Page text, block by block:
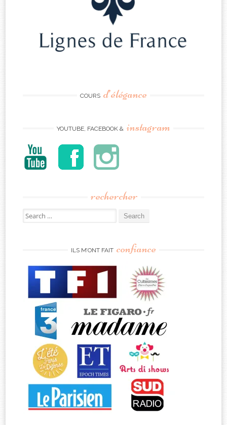
COURS d’élégance
YOUTUBE, FACEBOOK & instagram
rechercher
Search
for:
ILS M’ONT FAIT confiance